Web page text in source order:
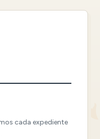
cada expediente